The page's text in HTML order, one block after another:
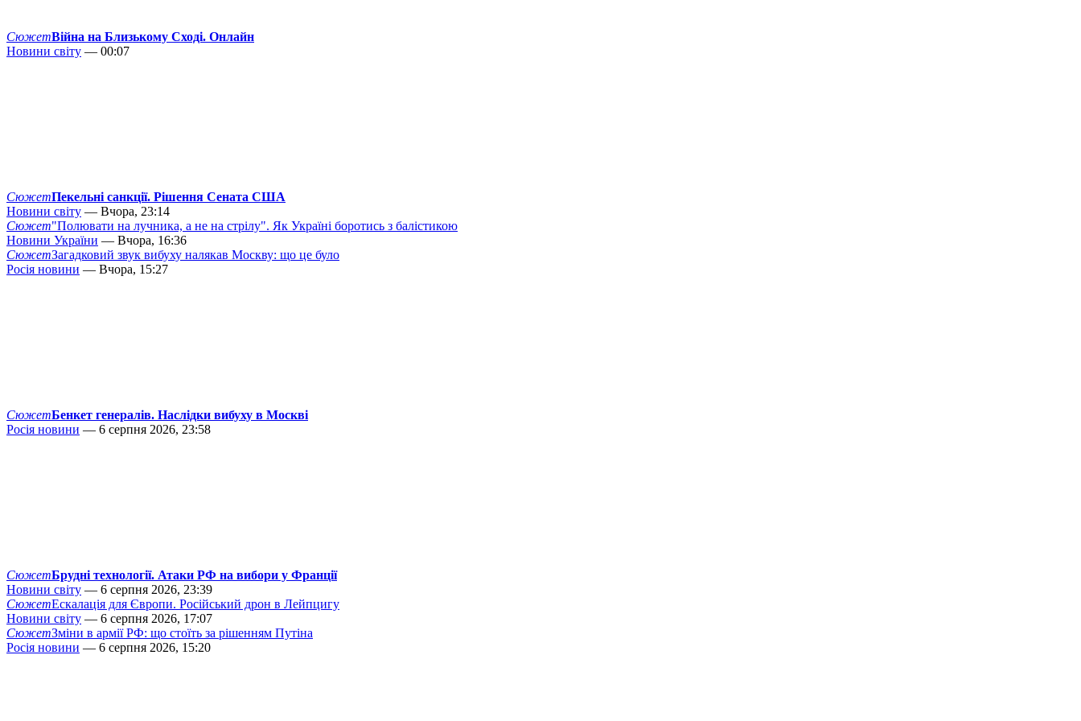
СюжетВійна на Близькому Сході. Онлайн
Новини світу — 00:07
СюжетПекельні санкції. Рішення Сената США
Новини світу — Вчора, 23:14
Сюжет"Полювати на лучника, а не на стрілу". Як Україні боротись з балістикою
Новини України — Вчора, 16:36
СюжетЗагадковий звук вибуху налякав Москву: що це було
Росія новини — Вчора, 15:27
СюжетБенкет генералів. Наслідки вибуху в Москві
Росія новини — 6 серпня 2026, 23:58
СюжетБрудні технології. Атаки РФ на вибори у Франції
Новини світу — 6 серпня 2026, 23:39
СюжетЕскалація для Європи. Російський дрон в Лейпцигу
Новини світу — 6 серпня 2026, 17:07
СюжетЗміни в армії РФ: що стоїть за рішенням Путіна
Росія новини — 6 серпня 2026, 15:20